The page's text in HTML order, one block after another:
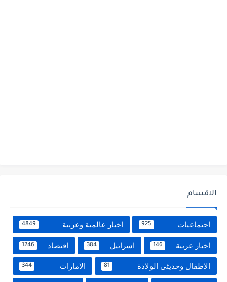
الاقسام
اجتماعيات 925 اخبار عالمية وعربية 4849
اخبار عربية 146 اسرائيل 384 اقتصاد 1246
الاطفال وحديثى الولادة 81 الامارات 344